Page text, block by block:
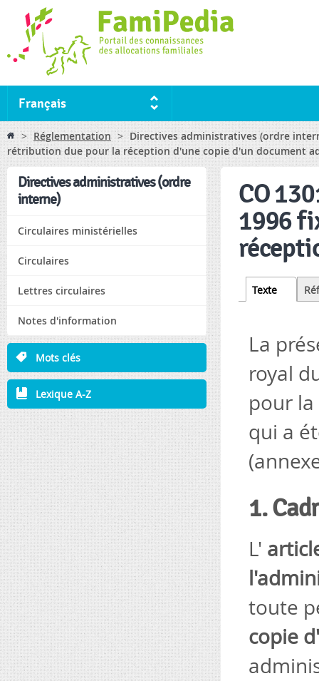
Français
You are here
> Réglementation > Directives administratives (ordre
rétribution due pour la réception d'une copie d'un document
Directives administratives (ordre
interne)
Circulaires ministérielles
Circulaires
Lettres circulaires
Notes d'information
Mots clés
Lexique A-Z
CO
1996
Tabs
Texte (active
La
royal
pour
qui a
1.
L'
toute
copie